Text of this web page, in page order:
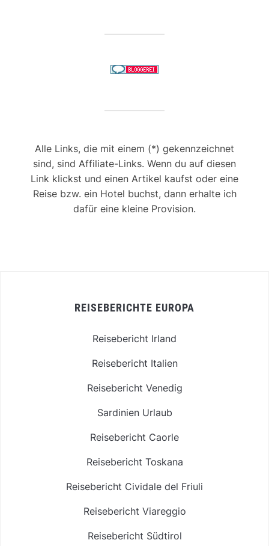
Alle Links, die mit einem (*) gekennzeichnet
sind, sind Affiliate-Links. Wenn du auf diesen
Link klickst und einen Artikel kaufst oder eine
Reise bzw. ein Hotel buchst, dann erhalte ich
dafür eine kleine Provision.
REISEBERICHTE EUROPA
Reisebericht Irland
Reisebericht Italien
Reisebericht Venedig
Sardinien Urlaub
Reisebericht Caorle
Reisebericht Toskana
Reisebericht Cividale del Friuli
Reisebericht Viareggio
Reisebericht Südtirol